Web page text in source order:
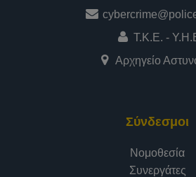
Τ.Κ.Ε. -
Αρχηγείο
Σύνδεσμοι
Νομοθεσία
Συνεργάτες